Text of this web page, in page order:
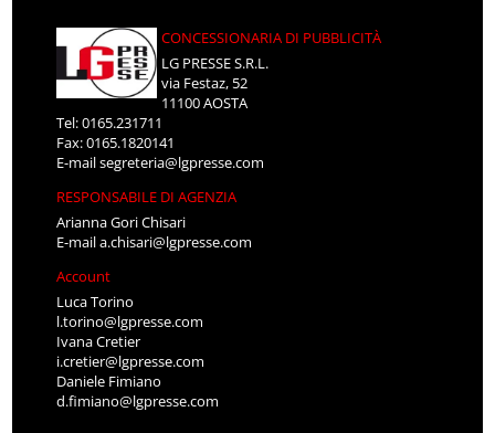
CONCESSIONARIA DI PUBBLICITÀ
LG PRESSE S.R.L.
via Festaz, 52
11100 AOSTA
Tel: 0165.231711
Fax: 0165.1820141
E-mailsegreteria@lgpresse.com
RESPONSABILE DI AGENZIA
Arianna Gori Chisari
E-maila.chisari@lgpresse.com
Account
Luca Torino
l.torino@lgpresse.com
Ivana Cretier
i.cretier@lgpresse.com
Daniele Fimiano
d.fimiano@lgpresse.com